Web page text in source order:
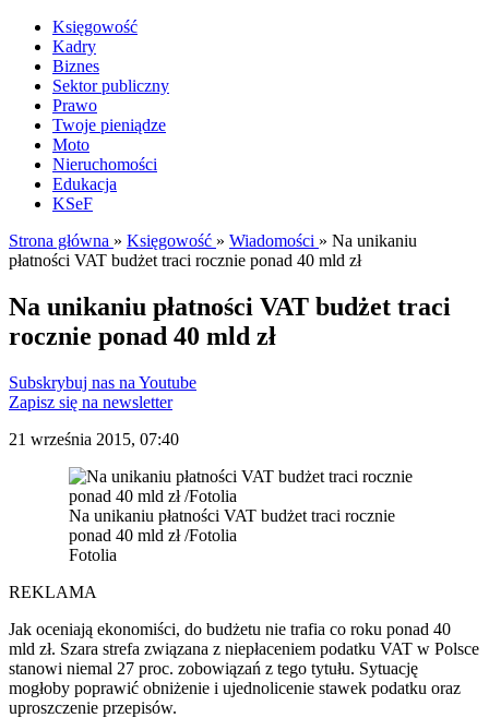
Księgowość
Kadry
Biznes
Sektor publiczny
Prawo
Twoje pieniądze
Moto
Nieruchomości
Edukacja
KSeF
Strona główna » Księgowość » Wiadomości » Na unikaniu
płatności VAT budżet traci rocznie ponad 40 mld zł
Na unikaniu płatności VAT budżet traci
rocznie ponad 40 mld zł
Subskrybuj nas na Youtube
Zapisz się na newsletter
21 września 2015, 07:40
Na unikaniu płatności VAT budżet traci rocznie
ponad 40 mld zł /Fotolia
Fotolia
REKLAMA
Jak oceniają ekonomiści, do budżetu nie trafia co roku ponad 40
mld zł. Szara strefa związana z niepłaceniem podatku VAT w Polsce
stanowi niemal 27 proc. zobowiązań z tego tytułu. Sytuację
mogłoby poprawić obniżenie i ujednolicenie stawek podatku oraz
uproszczenie przepisów.